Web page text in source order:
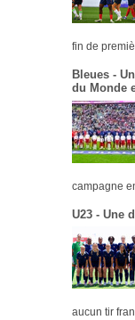
fin de
Bleues -
du Monde
campagne
U23 - Une
aucun tir